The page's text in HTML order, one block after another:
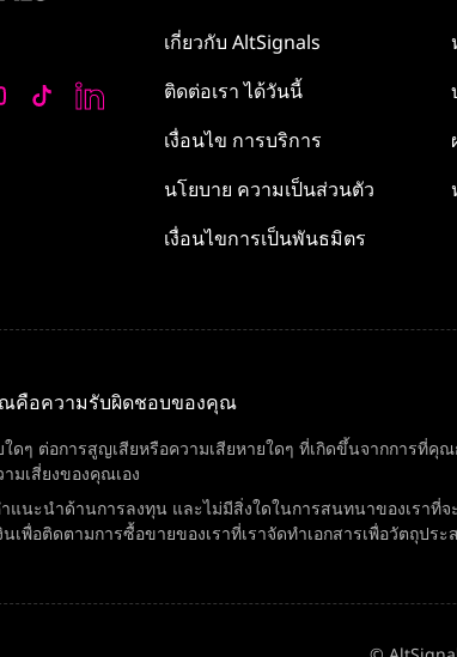
เกี่ยวกับ AltSignals
ติดต่อเราได้วันนี้
เงื่อนไข การบริการ
นโยบาย ความเป็นส่วนตัว
เงื่อนไขการเป็นพันธมิตร
คือความรับผิดชอบของคุณ
ใดๆ ต่อการสูญเสียหรือความเสียหายใดๆ ที่เกิดขึ้นจากการที่
มเสี่ยงของคุณเอง
แนะนำด้านการลงทุน และไม่มีสิ่งใดในการสนทนาของเรา
นเพื่อติดตามการซื้อขายของเราที่เราจัดทำเอกสารเพื่อวัตถุปร